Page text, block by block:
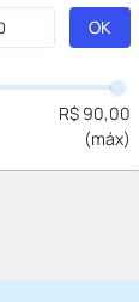
R$ 90,00